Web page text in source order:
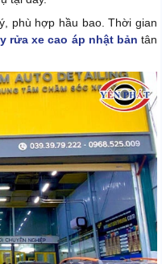
phù hợp hầu bao. Thời gian
rửa xe cao áp nhật bản tân